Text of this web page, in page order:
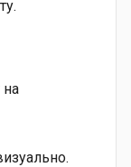
на